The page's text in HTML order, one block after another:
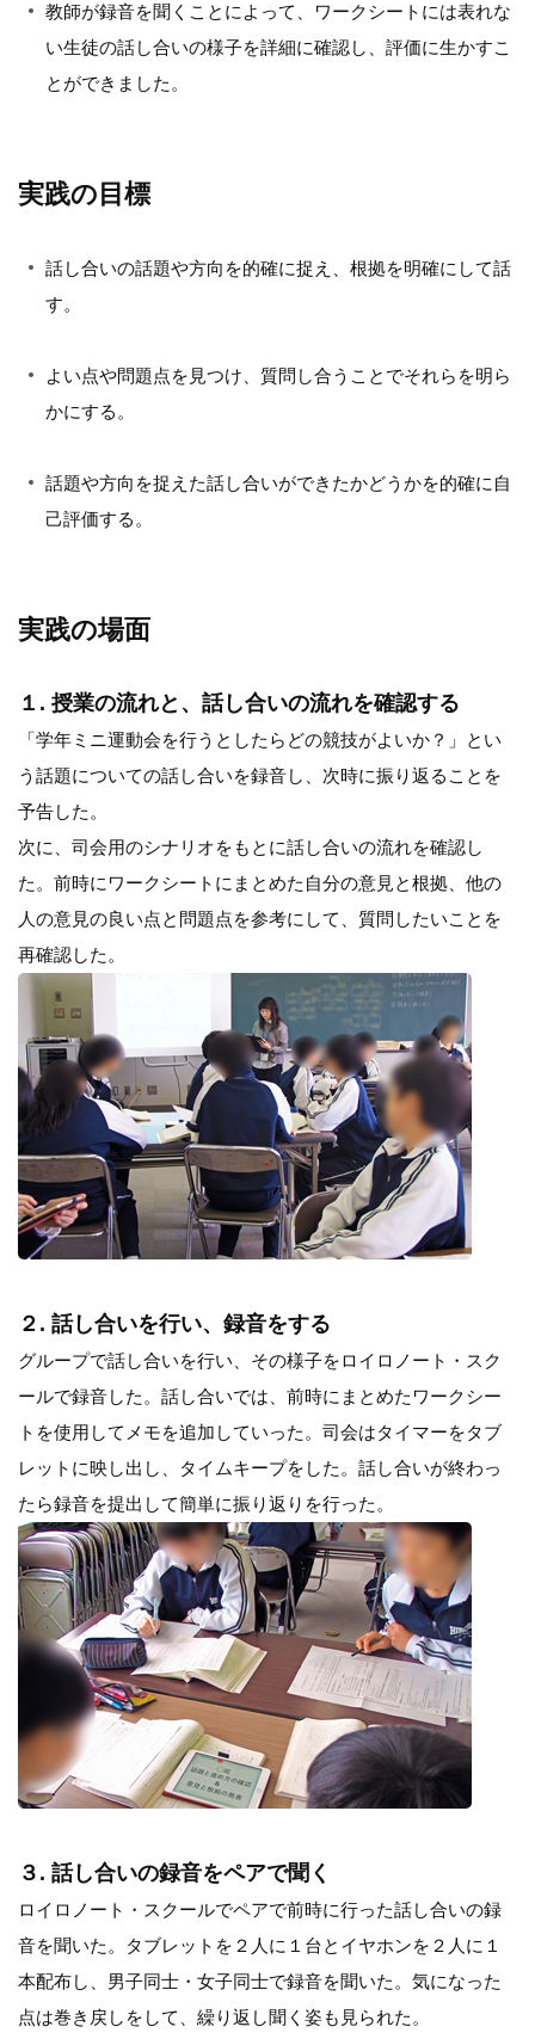
教師が録音を聞くことによって、ワークシートには表れな
い生徒の話し合いの様子を詳細に確認し、評価に生かすこ
とができました。
実践の目標
話し合いの話題や方向を的確に捉え、根拠を明確にして話
す。
よい点や問題点を見つけ、質問し合うことでそれらを明ら
かにする。
話題や方向を捉えた話し合いができたかどうかを的確に自
己評価する。
実践の場面
１. 授業の流れと、話し合いの流れを確認する
「学年ミニ運動会を行うとしたらどの競技がよいか？」とい
う話題についての話し合いを録音し、次時に振り返ることを
予告した。
次に、司会用のシナリオをもとに話し合いの流れを確認し
た。前時にワークシートにまとめた自分の意見と根拠、他の
人の意見の良い点と問題点を参考にして、質問したいことを
再確認した。
２. 話し合いを行い、録音をする
グループで話し合いを行い、その様子をロイロノート・スク
ールで録音した。話し合いでは、前時にまとめたワークシー
トを使用してメモを追加していった。司会はタイマーをタブ
レットに映し出し、タイムキープをした。話し合いが終わっ
たら録音を提出して簡単に振り返りを行った。
３. 話し合いの録音をペアで聞く
ロイロノート・スクールでペアで前時に行った話し合いの録
音を聞いた。タブレットを２人に１台とイヤホンを２人に１
本配布し、男子同士・女子同士で録音を聞いた。気になった
点は巻き戻しをして、繰り返し聞く姿も見られた。